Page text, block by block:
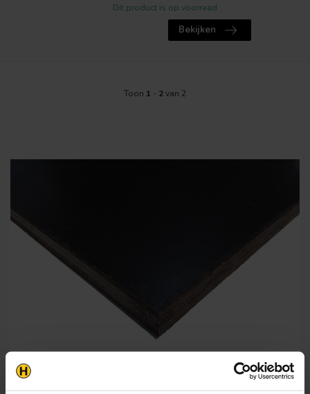
Dit product is op voorraad.
Bekijken
Toon 1 - 2van 2
Betonplex 18mm extra sterke en